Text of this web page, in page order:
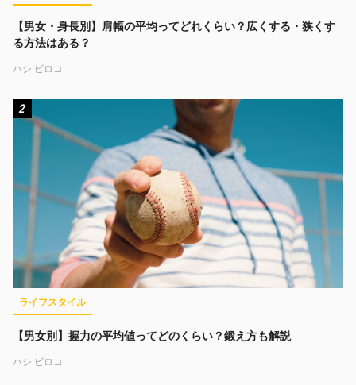
【男女・身長別】肩幅の平均ってどれくらい？広くする・狭くす
る方法はある？
ハシ ビロコ
2
ライフスタイル
【男女別】握力の平均値ってどのくらい？鍛え方も解説
ハシ ビロコ